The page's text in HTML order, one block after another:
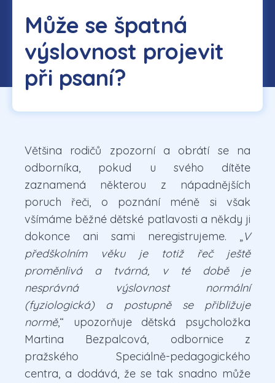
Může se špatná
výslovnost projevit
při psaní?
Většina rodičů zpozorní a obrátí se na
odborníka, pokud u svého dítěte
zaznamená některou z nápadnějších
poruch řeči, o poznání méně si však
všímáme běžné dětské patlavosti a někdy ji
dokonce ani sami neregistrujeme. „V
předškolním věku je totiž řeč ještě
proměnlivá a tvárná, v té době je
nesprávná výslovnost normální
(fyziologická) a postupně se přibližuje
normě,“ upozorňuje dětská psycholožka
Martina Bezpalcová, odbornice z
pražského Speciálně-pedagogického
centra, a dodává, že se tak snadno může